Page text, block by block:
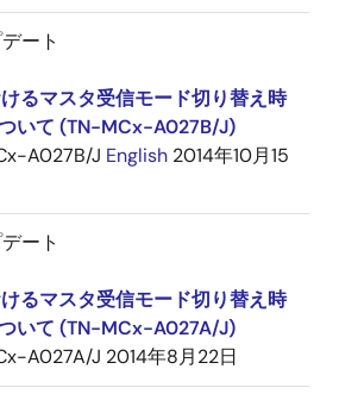
ート
るマスタ受信モード切り替え時
いて (TN-MCx-A027B/J)
A027B/J English 2014年10月15
ート
るマスタ受信モード切り替え時
いて (TN-MCx-A027A/J)
A027A/J 2014年8月22日